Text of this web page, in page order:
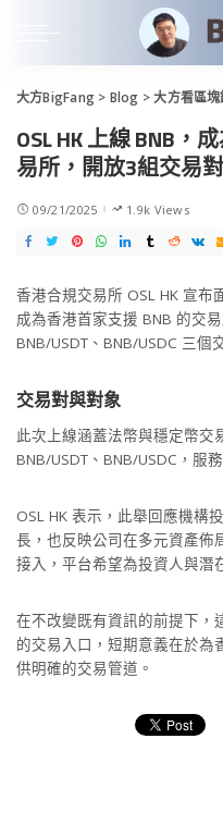
大方BigFang > Blog >大方看區塊
OSL HK 上線 BNB，
易所，開放3組交易
09/21/2025 1.9k Views
香港合規交易所 OSL HK 宣布
成為香港首家支援 BNB 的交
BNB/USDT、BNB/USDC 三個
交易對與對象
此次上線涵蓋法幣與穩定幣交
BNB/USDT、BNB/USDC，服
OSL HK 表示，此舉回應機構
長，也反映公司在多元資產佈
接入，平台希望為投資人與潛
在不改變既有資訊的前提下，
的交易入口，短期意義在於為
供明確的交易管道。